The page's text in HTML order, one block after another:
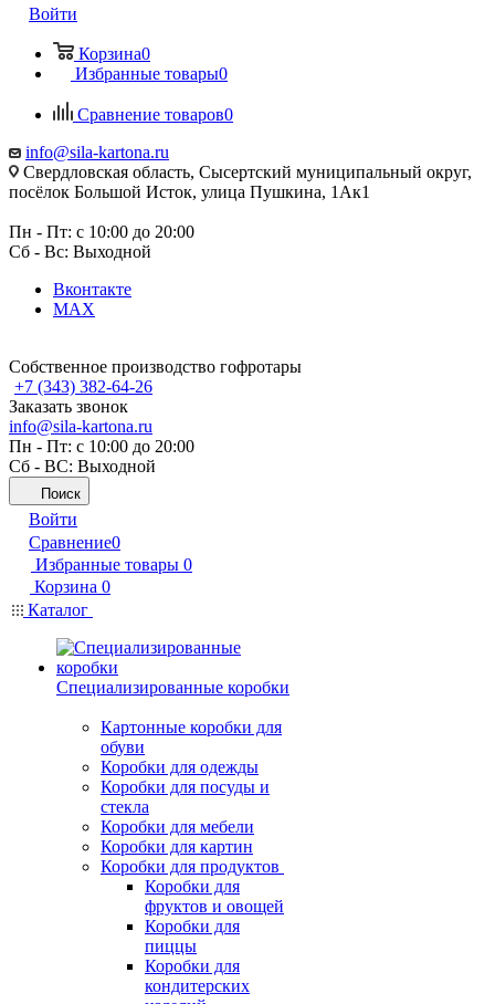
Войти
Корзина0
Избранные товары0
Сравнение товаров0
info@sila-kartona.ru
Свердловская область, Сысертский муниципальный округ,
посёлок Большой Исток, улица Пушкина, 1Ак1
Пн - Пт: с 10:00 до 20:00
Сб - Вс: Выходной
Вконтакте
MAX
Собственное производство гофротары
+7 (343) 382-64-26
Заказать звонок
info@sila-kartona.ru
Пн - Пт: с 10:00 до 20:00
Сб - ВС: Выходной
Поиск
Войти
Сравнение0
Избранные товары 0
Корзина 0
Каталог
Специализированные коробки
Картонные коробки для
обуви
Коробки для одежды
Коробки для посуды и
стекла
Коробки для мебели
Коробки для картин
Коробки для продуктов
Коробки для
фруктов и овощей
Коробки для
пиццы
Коробки для
кондитерских